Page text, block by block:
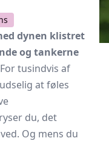
dynen klistret
og tankerne
tusindvis af
at føles
du, det
Og mens du